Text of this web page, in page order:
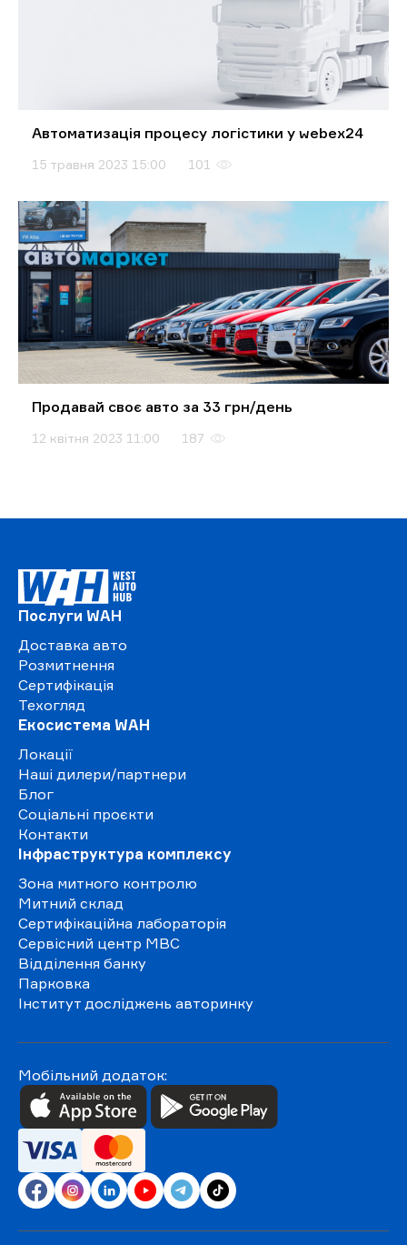
Автоматизація процесу логістики у webex24
15 травня 2023 15:00 101
Продавай своє авто за 33 грн/день
12 квітня 2023 11:00 187
Послуги WAH
Доставка авто
Розмитнення
Сертифікація
Техогляд
Екосистема WAH
Локації
Наші дилери/партнери
Блог
Соціальні проєкти
Контакти
Інфраструктура комплексу
Зона митного контролю
Митний склад
Сертифікаційна лабораторія
Сервісний центр МВС
Відділення банку
Парковка
Інститут досліджень авторинку
Мобільний додаток: